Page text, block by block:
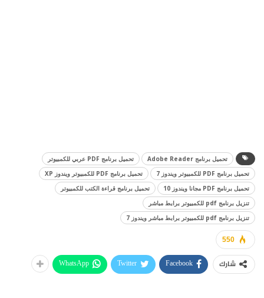
تحميل برنامج Adobe Reader
تحميل برنامج PDF عربي للكمبيوتر
تحميل برنامج PDF للكمبيوتر ويندوز 7
تحميل برنامج PDF للكمبيوتر ويندوز XP
تحميل برنامج PDF مجانا ويندوز 10
تحميل برنامج قراءة الكتب للكمبيوتر
تنزيل برنامج pdf للكمبيوتر برابط مباشر
تنزيل برنامج pdf للكمبيوتر برابط مباشر ويندوز 7
550
شارك Facebook
Twitter
WhatsApp